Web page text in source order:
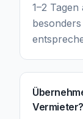
1–2
Vermieter?